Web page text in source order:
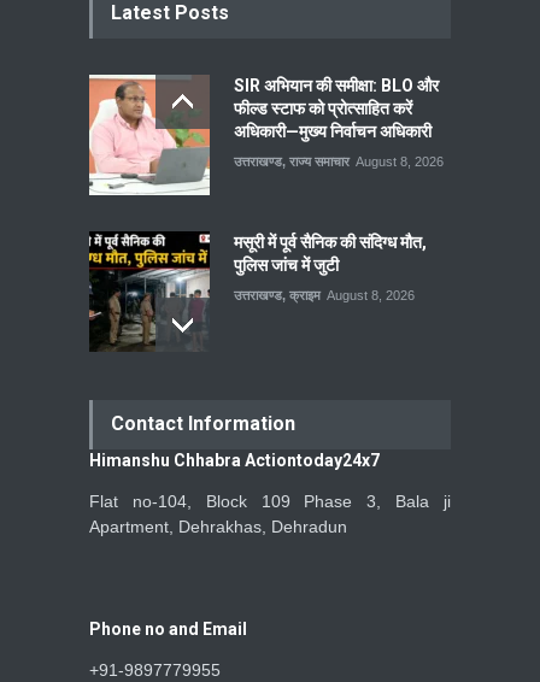
Latest Posts
SIR अभियान की समीक्षा: BLO और
फील्ड स्टाफ को प्रोत्साहित करें
अधिकारी—मुख्य निर्वाचन अधिकारी
उत्तराखण्ड, राज्य समाचार August 8, 2026
मसूरी में पूर्व सैनिक की संदिग्ध मौत,
पुलिस जांच में जुटी
उत्तराखण्ड, क्राइम August 8, 2026
Contact Information
Himanshu Chhabra Actiontoday24x7
Flat no-104, Block 109 Phase 3, Bala ji
Apartment, Dehrakhas, Dehradun
Phone no and Email
+91-9897779955